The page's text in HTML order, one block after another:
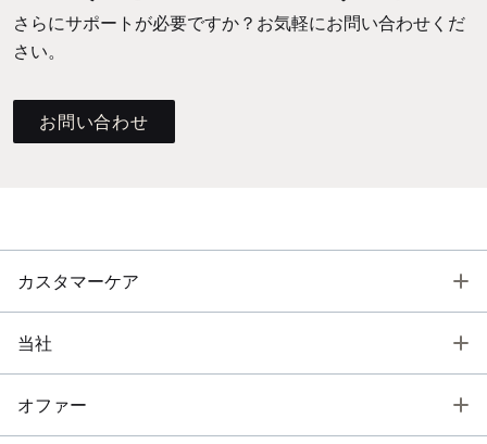
さらにサポートが必要ですか？お気軽にお問い合わせくだ
さい。
お問い合わせ
カスタマーケア
当社
オファー